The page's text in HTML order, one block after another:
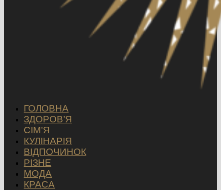
ГОЛОВНА
ЗДОРОВ’Я
СІМ’Я
КУЛІНАРІЯ
ВІДПОЧИНОК
РІЗНЕ
МОДА
КРАСА